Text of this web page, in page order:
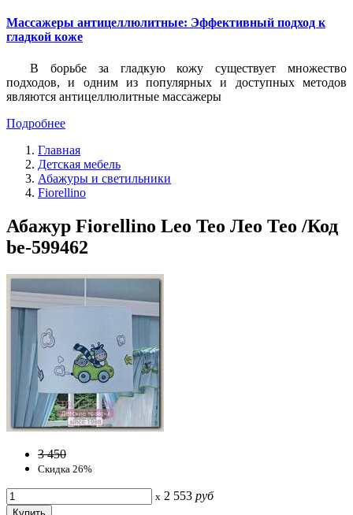
Массажеры антицеллюлитные: Эффективный подход к
гладкой коже
В борьбе за гладкую кожу существует множество
подходов, и одним из популярных и доступных методов
являются антицеллюлитные массажеры
Подробнее
Главная
Детская мебель
Абажуры и светильники
Fiorellino
Абажур Fiorellino Leo Teo Лео Тео /Код
be-599462
3 450
Скидка 26%
x 2 553 руб